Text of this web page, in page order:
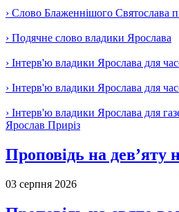
› Слово Блаженнішого Святослава
› Подячне слово владики Ярослава
› Інтерв'ю владики Ярослава для
› Інтерв'ю владики Ярослава для
› Інтерв'ю владики Ярослава для
Ярослав Приріз
Проповідь на дев’яту
03 серпня 2026